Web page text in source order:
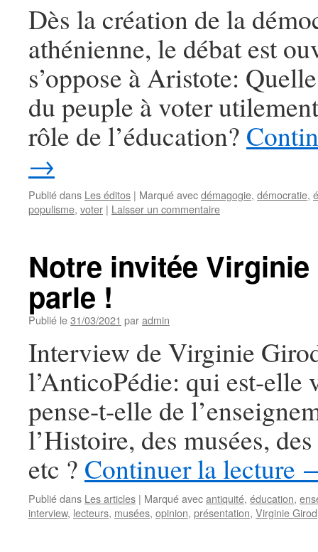
Dès la création de la
athénienne, le débat est
s’oppose à Aristote:
du peuple à voter
rôle de l’éducation?
→
Publié dans Les éditos | Marqué avecdémagogie, démocratie,
populisme, voter | Laisser un commentaire
Notre invitée
parle !
Publié le31/03/2021 paradmin
Interview de Virginie
l’AnticoPédie: qui est-elle
pense-t-elle de
l’Histoire, des musées,
etc ? Continuer la lecture
Publié dans Les articles | Marqué avecantiquité, éducation,
interview, lecteurs, musées, opinion, présentation, Virginie Girod